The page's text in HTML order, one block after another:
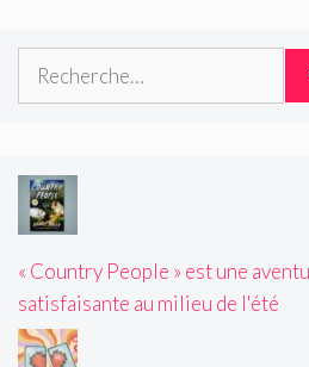
Rechercher :
« Country People » est une
satisfaisante au milieu de l'été